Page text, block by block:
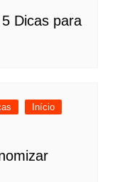
Dicas para
Início